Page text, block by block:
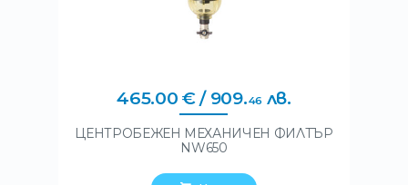
465.00 €/ 909.46 лв.
ЦЕНТРОБЕЖЕН МЕХАНИЧЕН ФИЛТЪР
NW650